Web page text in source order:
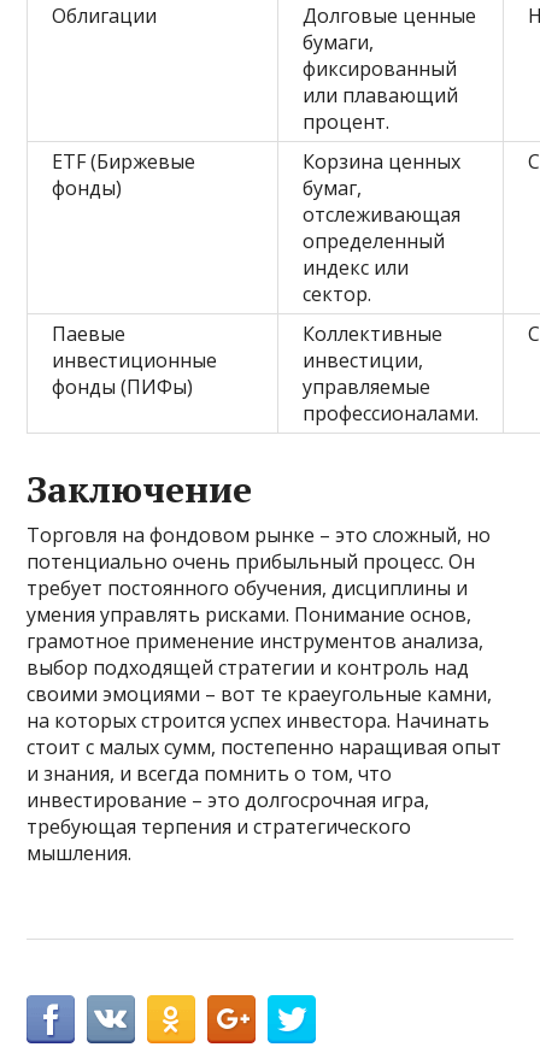
Облигации
Долговые ценные
бумаги,
фиксированный
или плавающий
процент.
ETF (Биржевые
фонды)
Корзина ценных
бумаг,
отслеживающая
определенный
индекс или
сектор.
Паевые
инвестиционные
фонды (ПИФы)
Коллективные
инвестиции,
управляемые
профессионалами.
Заключение
Торговля на фондовом рынке – это сложный, но
потенциально очень прибыльный процесс. Он
требует постоянного обучения, дисциплины и
умения управлять рисками. Понимание основ,
грамотное применение инструментов анализа,
выбор подходящей стратегии и контроль над
своими эмоциями – вот те краеугольные камни,
на которых строится успех инвестора. Начинать
стоит с малых сумм, постепенно наращивая опыт
и знания, и всегда помнить о том, что
инвестирование – это долгосрочная игра,
требующая терпения и стратегического
мышления.